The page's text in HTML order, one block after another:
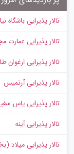
تالار پذیرایی باشگاه
تالار پذیرایی عمارت
تالار پذیرایی ارغوان
تالار پذیرایی آرتمیس
تالار پذیرایی یاس
تالار پذیرایی آینه
تالار پذیرایی میلاد